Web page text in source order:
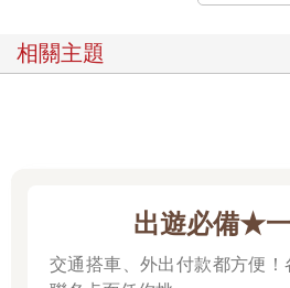
相關主題
出遊必備★
交通搭車、外出付款都方便！